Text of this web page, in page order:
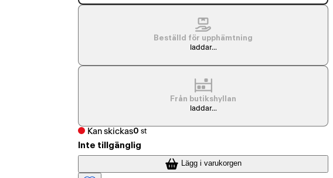
Beställd för upphämtning
laddar...
Från butikshyllan
laddar...
Kan skickas0 st
Inte tillgänglig
Lägg i varukorgen